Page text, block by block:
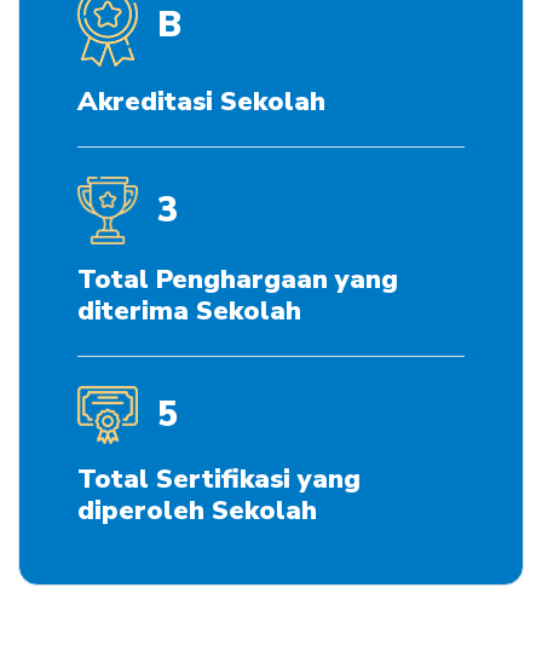
B
Akreditasi Sekolah
3
Total Penghargaan yang
diterima Sekolah
5
Total Sertifikasi yang
diperoleh Sekolah